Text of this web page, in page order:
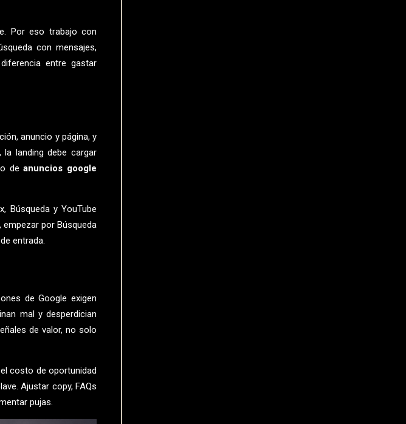
Por eso trabajo con
con mensajes,
entre gastar
anuncio y página, y
landing debe cargar
deanuncios google
Búsqueda y YouTube
por Búsqueda
entrada.
de Google exigen
mal y desperdician
de valor, no solo
costo de oportunidad
Ajustar copy, FAQs
pujas.